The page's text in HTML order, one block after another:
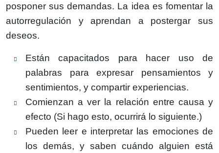
posponer sus demandas. La idea es fomentar la
autorregulación y aprendan a postergar sus
deseos.
Están capacitados para hacer uso de
palabras para expresar pensamientos y
sentimientos, y compartir experiencias.
Comienzan a ver la relación entre causa y
efecto (Si hago esto, ocurrirá lo siguiente.)
Pueden leer e interpretar las emociones de
los demás, y saben cuándo alguien está